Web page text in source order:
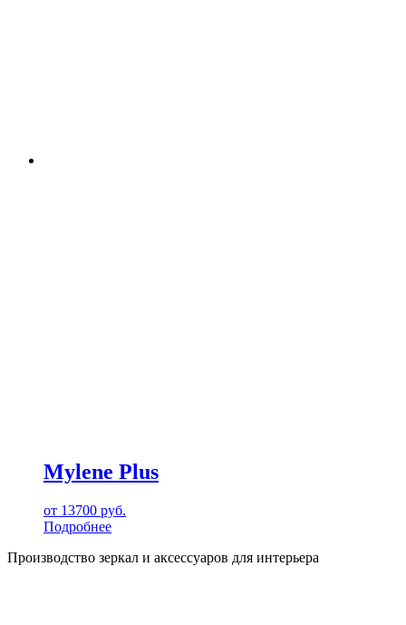
Mylene Plus
от 13700 руб.
Подробнее
Производство зеркал и аксессуаров для интерьера